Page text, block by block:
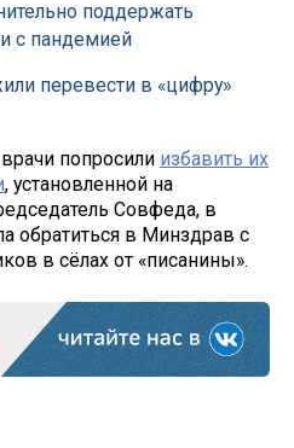
поддержать
с пандемией
перевести в «цифру»
попросили избавить их
, установленной на
Совфеда, в
обратиться в Минздрав с
в сёлах от «писанины».